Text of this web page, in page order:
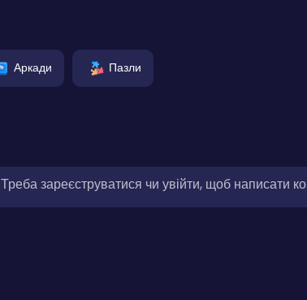
Аркади Пазли
Треба зареєструватися чи увійти, щоб написати